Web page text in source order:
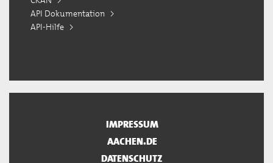
API Dokumentation
API-Hilfe
IMPRESSUM
AACHEN.DE
DATENSCHUTZ